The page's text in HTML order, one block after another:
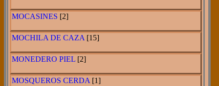
MOCASINES [2]
MOCHILA DE CAZA [15]
MONEDERO PIEL [2]
MOSQUEROS CERDA [1]